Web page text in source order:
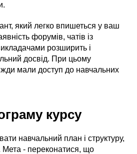
який легко впишеться у ваш
форумів, чатів із
розширить і
досвід. При цьому
мали доступ до навчальних
курсу
навчальний план і структуру,
Мета - переконатися, що